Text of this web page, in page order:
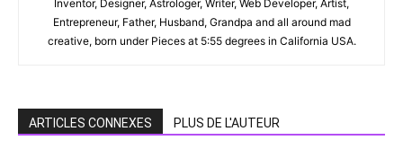
Inventor, Designer, Astrologer, Writer, Web Developer, Artist,
Entrepreneur, Father, Husband, Grandpa and all around mad
creative, born under Pieces at 5:55 degrees in California USA.
ARTICLES CONNEXES PLUS DE L'AUTEUR